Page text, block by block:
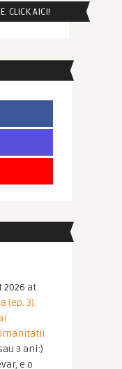
CLICK AICI!
2026 at
(ep. 3).
3 ani:)
e o